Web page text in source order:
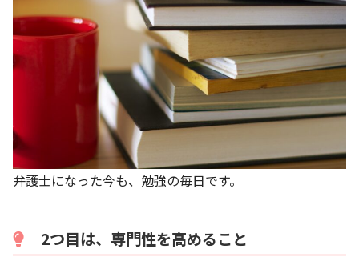
弁護士になった今も、勉強の毎日です。
2つ目は、専門性を高めること